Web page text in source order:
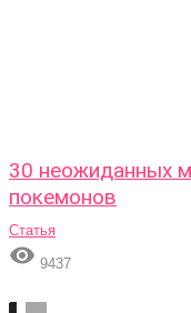
30 неожиданных
покемонов
Статья
 9437